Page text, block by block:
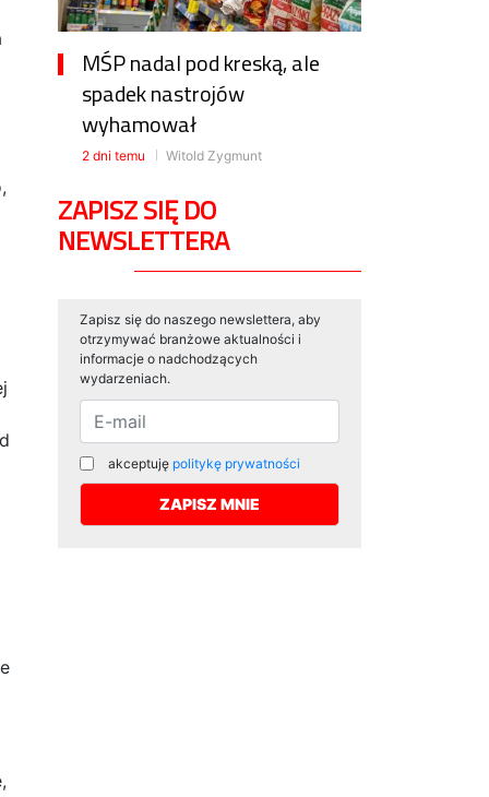
MŚP nadal pod kreską, ale
spadek nastrojów
wyhamował
2 dni temu Witold Zygmunt
ZAPISZ SIĘ DO
NEWSLETTERA
Zapisz się do naszego newslettera, aby
otrzymywać branżowe aktualności i
informacje o nadchodzących
wydarzeniach.
akceptuję politykę prywatności